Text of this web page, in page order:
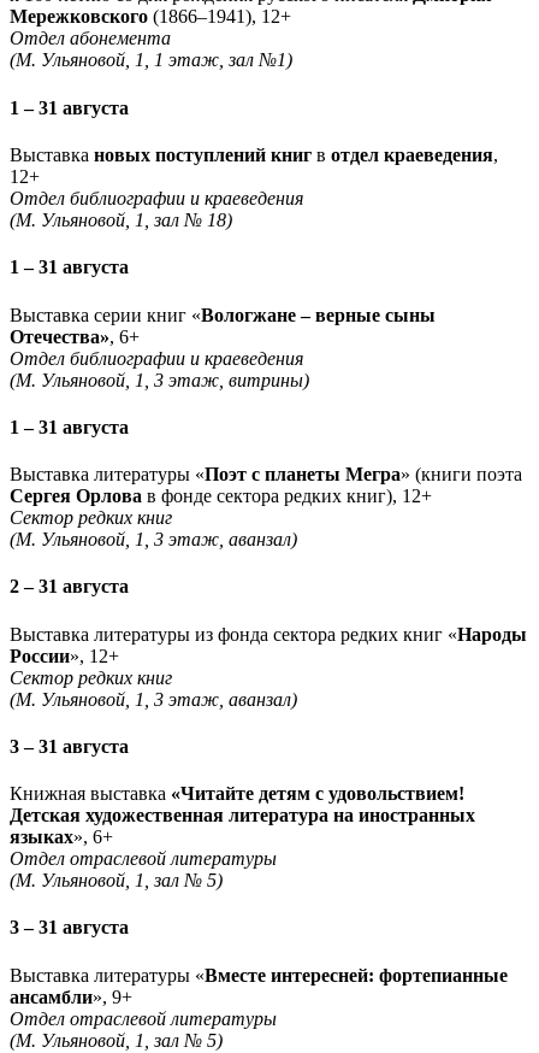
Мережковского (1866–1941), 12+
Отдел абонемента
(М. Ульяновой, 1, 1 этаж, зал №1)
1 – 31 августа
Выставка новых поступлений книг в отдел краеведения,
12+
Отдел библиографии и краеведения
(М. Ульяновой, 1, зал № 18)
1 – 31 августа
Выставка серии книг «Вологжане – верные сыны
Отечества», 6+
Отдел библиографии и краеведения
(М. Ульяновой, 1, 3 этаж, витрины)
1 – 31 августа
Выставка литературы «Поэт с планеты Мегра» (книги поэта
Сергея Орлова в фонде сектора редких книг), 12+
Сектор редких книг
(М. Ульяновой, 1, 3 этаж, аванзал)
2 – 31 августа
Выставка литературы из фонда сектора редких книг «Народы
России», 12+
Сектор редких книг
(М. Ульяновой, 1, 3 этаж, аванзал)
3 – 31 августа
Книжная выставка «Читайте детям с удовольствием!
Детская художественная литература на иностранных
языках», 6+
Отдел отраслевой литературы
(М. Ульяновой, 1, зал № 5)
3 – 31 августа
Выставка литературы «Вместе интересней: фортепианные
ансамбли», 9+
Отдел отраслевой литературы
(М. Ульяновой, 1, зал № 5)